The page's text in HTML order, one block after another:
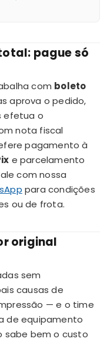
pague só
com boleto
aprova o pedido,
efetua o
nota fiscal
pagamento à
e parcelamento
com nossa
para condições
ou de frota.
original
sem
causas de
— e o time
de equipamento
sabe bem o custo